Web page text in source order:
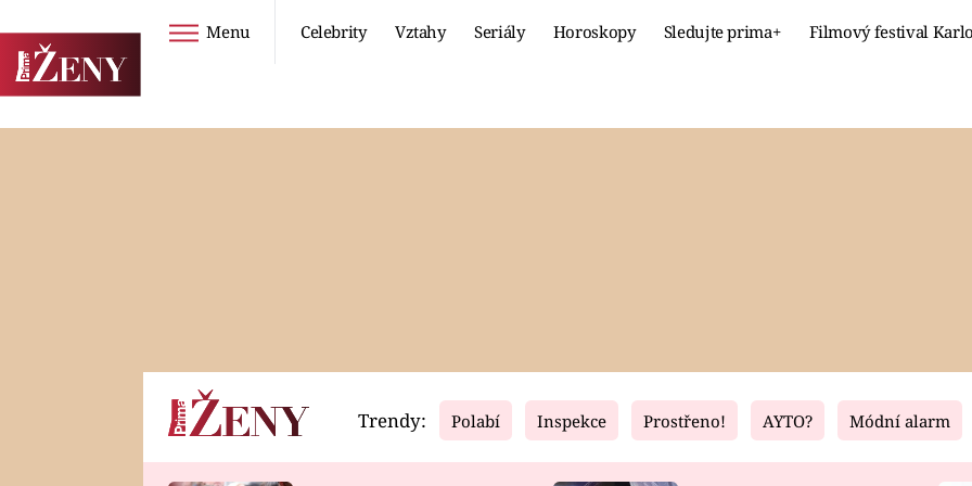
Menu Celebrity Vztahy Seriály Horoskopy Sledujte prima+ Filmový festival
Horoskopy Video Fresh Living
Trendy: Polabí Inspekce Prostřeno! AYTO? Módní alarm